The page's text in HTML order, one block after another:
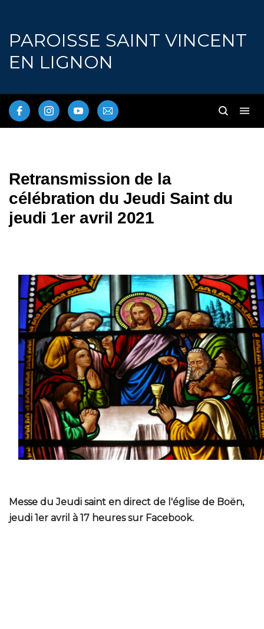
PAROISSE SAINT VINCENT
EN LIGNON
Retransmission de la
célébration du Jeudi Saint du
jeudi 1er avril 2021
Messe du Jeudi saint en direct de l'église de Boën,
jeudi 1er avril à 17 heures sur Facebook.